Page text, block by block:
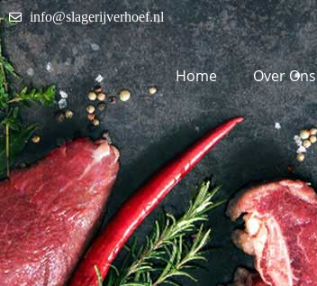
info@slagerijverhoef.nl
Home Over Ons